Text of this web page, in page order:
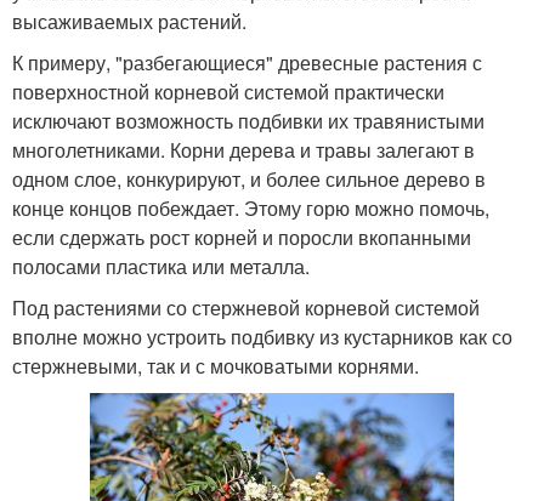
высаживаемых растений.
К примеру, "разбегающиеся" древесные растения с
поверхностной корневой системой практически
исключают возможность подбивки их травянистыми
многолетниками. Корни дерева и травы залегают в
одном слое, конкурируют, и более сильное дерево в
конце концов побеждает. Этому горю можно помочь,
если сдержать рост корней и поросли вкопанными
полосами пластика или металла.
Под растениями со стержневой корневой системой
вполне можно устроить подбивку из кустарников как со
стержневыми, так и с мочковатыми корнями.